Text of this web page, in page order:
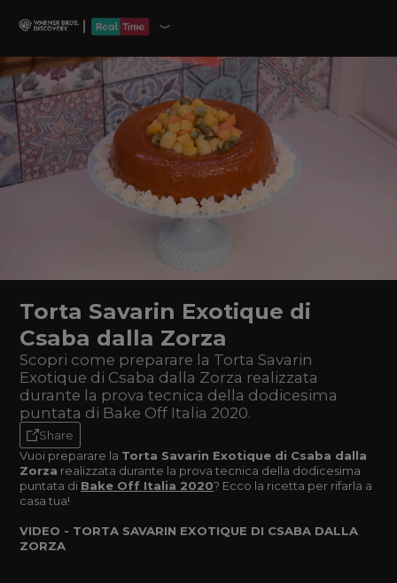
Torta Savarin Exotique di
Csaba dalla Zorza
Scopri come preparare la Torta Savarin
Exotique di Csaba dalla Zorza realizzata
durante la prova tecnica della dodicesima
puntata di Bake Off Italia 2020.
Share
Vuoi preparare la Torta Savarin Exotique di Csaba dalla
Zorza realizzata durante la prova tecnica della dodicesima
puntata di Bake Off Italia 2020? Ecco la ricetta per rifarla a
casa tua!
VIDEO - TORTA SAVARIN EXOTIQUE DI CSABA DALLA
ZORZA